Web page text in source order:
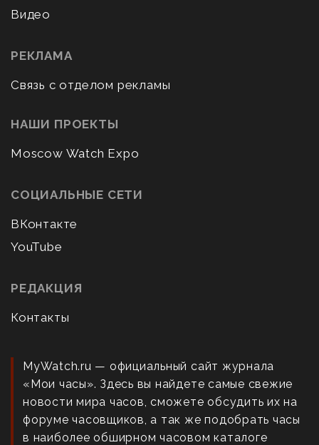
Видео
РЕКЛАМА
Связь с отделом рекламы
НАШИ ПРОЕКТЫ
Moscow Watch Expo
СОЦИАЛЬНЫЕ СЕТИ
ВКонтакте
YouTube
РЕДАКЦИЯ
Контакты
MyWatch.ru — официальный сайт журнала
«Мои часы». Здесь вы найдете самые свежие
новости мира часов, сможете обсудить их на
форуме часовщиков, а так же подобрать часы
в наиболее обширном часовом каталоге